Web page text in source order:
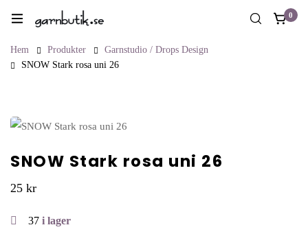
0
Hem Produkter
Garnstudio / Drops Design
SNOW Stark rosa uni 26
SNOW Stark rosa uni 26
25 kr
37 i lager